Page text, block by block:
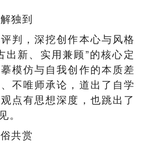
独到
判，深挖创作本心与风格
出新、实用兼顾”的核心定
模仿与自我创作的本质差
不唯师承论，道出了自学
点有思想深度，也跳出了
。
共赏